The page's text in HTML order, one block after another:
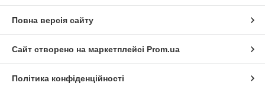
Повна версія сайту
Сайт створено на маркетплейсі Prom.ua
Політика конфіденційності